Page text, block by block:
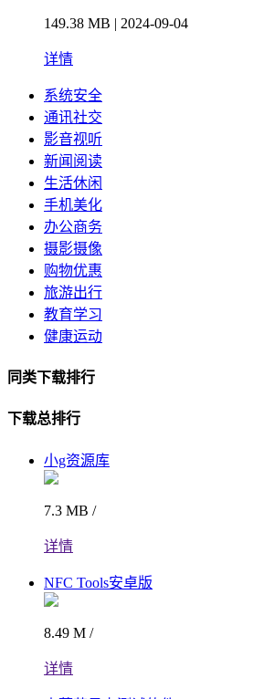
149.38 MB | 2024-09-04
详情
系统安全
通讯社交
影音视听
新闻阅读
生活休闲
手机美化
办公商务
摄影摄像
购物优惠
旅游出行
教育学习
健康运动
同类下载排行
下载总排行
小g资源库
7.3 MB /
详情
NFC Tools安卓版
8.49 M /
详情